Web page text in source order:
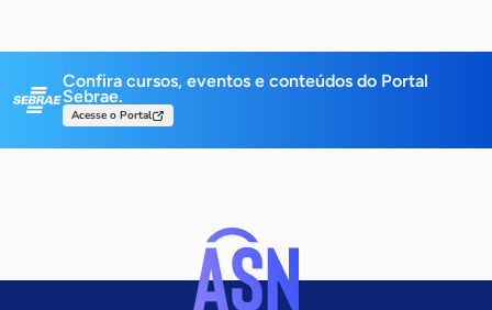
Confira cursos, eventos e conteúdos do Portal
Sebrae.
Acesse o Portal